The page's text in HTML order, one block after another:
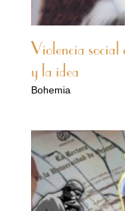
Violencia
y la idea
Bohemia